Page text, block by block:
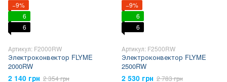
−9%
6
6
Артикул: F2000RW
Электроконвектор FLYME
2000RW
2 140 грн 2 354 грн
−9%
6
6
Артикул: F2500RW
Электроконвектор FLYME
2500RW
2 530 грн 2 783 грн